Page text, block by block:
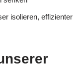
isolieren, effizienter